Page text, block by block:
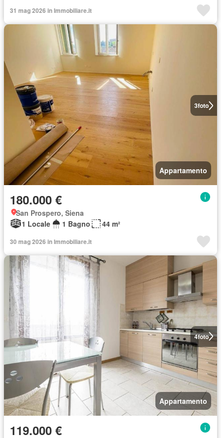
31 mag 2026 in Immobiliare.it
3foto
Appartamento
180.000 €
San Prospero, Siena
1 Locale
1 Bagno 44 m²
30 mag 2026 in Immobiliare.it
4foto
Appartamento
119.000 €